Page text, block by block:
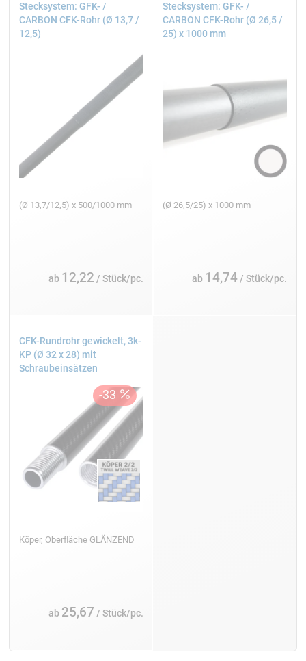
Stecksystem: GFK- /
CARBON CFK-Rohr (Ø 13,7 /
12,5)
(Ø 13,7/12,5) x 500/1000 mm
ab 12,22 / Stück/pc.
Stecksystem: GFK- /
CARBON CFK-Rohr (Ø 26,5 /
25) x 1000 mm
(Ø 26,5/25) x 1000 mm
ab 14,74/ Stück/pc.
CFK-Rundrohr gewickelt, 3k-
KP (Ø 32 x 28) mit
Schraubeinsätzen
Köper, Oberfläche GLÄNZEND
ab 25,67 / Stück/pc.